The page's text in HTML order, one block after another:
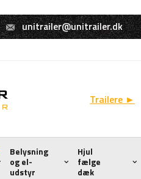
unitrailer@unitrailer.dk
Trailere ►
Belysning
og el-
udstyr
Hjul
fælge
dæk